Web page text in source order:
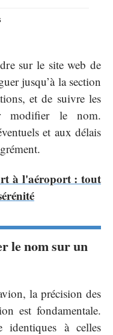
sur le site web de
jusqu’à la section
et de suivre les
modifier le nom.
et aux délais
à l'aéroport : tout
le nom sur un
la précision des
est fondamentale.
identiques à celles